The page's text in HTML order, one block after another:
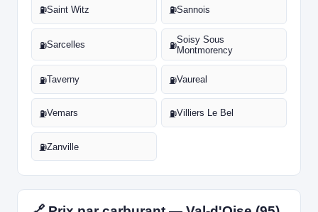
⛽Saint Witz ⛽Sannois
⛽Sarcelles ⛽
Soisy Sous
Montmorency
⛽Taverny ⛽Vaureal
⛽Vemars ⛽Villiers Le Bel
⛽Zanville